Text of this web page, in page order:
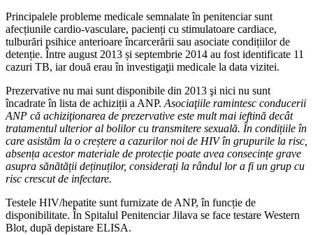
Principalele probleme medicale semnalate în penitenciar sunt
afecțiunile cardio-vasculare, pacienți cu stimulatoare cardiace,
tulburări psihice anterioare încarcerării sau asociate condițiilor de
detenție. Între august 2013 și septembrie 2014 au fost identificate 11
cazuri TB, iar două erau în investigaţii medicale la data vizitei.
Prezervative nu mai sunt disponibile din 2013 şi nici nu sunt
încadrate în lista de achiziții a ANP.Asociaţiile ramintesc conducerii
ANP că achiziţionarea de prezervative este mult mai ieftină decât
tratamentul ulterior al bolilor cu transmitere sexuală. În condițiile în
care asistăm la o creștere a cazurilor noi de HIV în grupurile la risc,
absența acestor materiale de protecție poate avea consecințe grave
asupra sănătății deținuților, considerați la rândul lor a fi un grup cu
risc crescut de infectare.
Testele HIV/hepatite sunt furnizate de ANP, în funcție de
disponibilitate. În Spitalul Penitenciar Jilava se face testare Western
Blot, după depistare ELISA.